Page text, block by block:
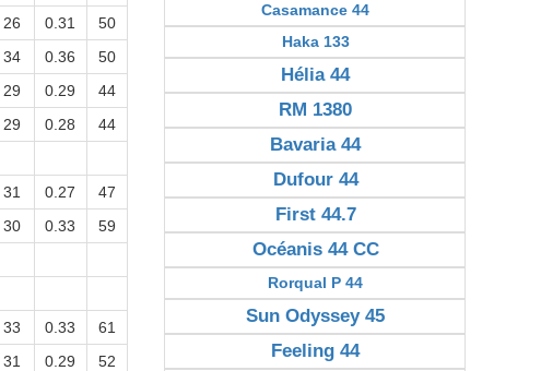
26 0.31
50
34 0.36
50
29 0.29
44
29 0.28
44
31 0.27
47
30 0.33
59
33 0.33
61
31 0.29
52
Casamance 44
Haka 133
Hélia 44
RM 1380
Bavaria 44
Dufour 44
First 44.7
Océanis 44 CC
Rorqual P 44
Sun Odyssey 45
Feeling 44